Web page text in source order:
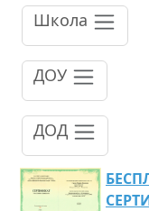
Школа
ДОУ
ДОД